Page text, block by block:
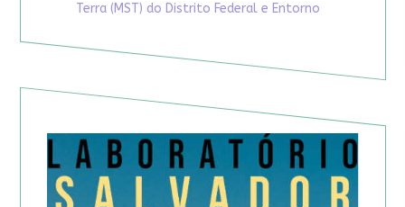
Terra (MST) do Distrito Federal e Entorno